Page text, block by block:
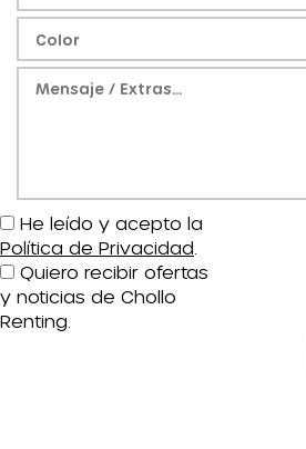
He leído y acepto la
Política de Privacidad
Quiero recibir ofertas
y noticias de Chollo
Renting.